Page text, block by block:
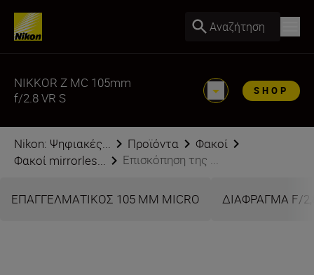
Αναζήτηση
NIKKOR Z MC 105mm
f/2.8 VR S
SHOP
Nikon: Ψηφιακές... Προϊόντα
Φακοί
Φακοί mirrorles...
Επισκόπηση της ...
ΕΠΑΓΓΕΛΜΑΤΙΚΟΣ 105 MM MICRO ΔΙΑΦΡΑΓΜΑ F/